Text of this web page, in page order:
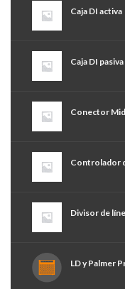
Caja DI activa
Caja DI pasiva
Conector
Controlador
Divisor de
LD y Palmer